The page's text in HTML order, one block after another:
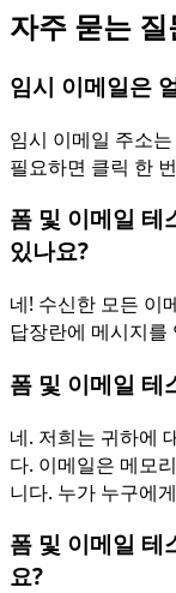
자주 묻는 질
임시 이메일은
임시 이메일 주소
필요하면 클릭 한
폼 및 이메일 테
있나요?
네! 수신한 모든 이
답장란에 메시지를
폼 및 이메일 테
네. 저희는 귀하에
다. 이메일은 메모
니다. 누가 누구에
폼 및 이메일 테
요?